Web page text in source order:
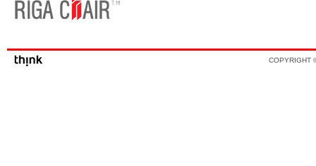
COPYRIGHT